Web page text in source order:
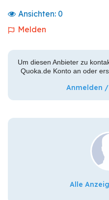
Ansichten: 0
Melden
Um diesen Anbieter zu
Quoka.de Konto an oder
Anmelden
Alle